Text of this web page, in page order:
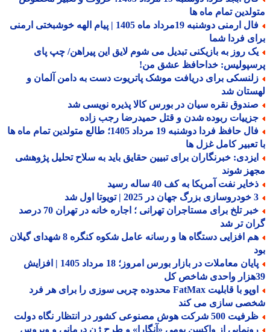
تمام ماه ها
فال ارمنی دوشنبه 19مرداد ماه 1405 | پیام الهه خوشبختی ارمنی
فردا شما
روز به بازیکنی تبدیل می شوم لایق این پیراهن/ چپ پای
خداحافظ عشق من!
برای دریافت موشک پاتریوت دست به دامن آلمان و
شد
نقره سیان در بورس کالا پذیره نویسی شد
ربوده شدن و قتل حمیدرضا رجب زاده
فال حافظ فردا دوشنبه 19 مرداد 1405؛ طالع متولدین تمام ماه ها
کامل غزل ها
خبرنگاران برای تبیین حقایق باید به سلاح تحلیل پژوهشی
شوند
نفت آمریکا به کف 40 ساله رسید
خبر تلخ برای مستاجران تهرانی ؛ اجاره خانه در تهران 70 درصد
تر شد
هم افزایی دستگاه ها و رسانه عامل شکوه کنگره 8 شهدای گیلان
پایان معاملات در بازار بورس امروز؛ 18 مرداد 1405 | افزایش
اوپو با قابلیت FatMax محدوده چربی سوزی را برای هر فرد
سازی می کند
شرکت هوش مصنوعی کشور در انتظار نگاه دولت
از واکسن بومی «آنگارا» و طرح ژن درمانی و ویروس